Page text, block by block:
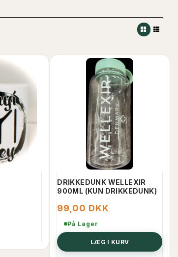
DRIKKEDUNK WELLEXIR
900ML (KUN DRIKKEDUNK)
99,00 DKK
På Lager
LÆG I KURV